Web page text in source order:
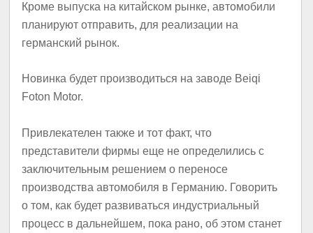
Кроме выпуска на китайском рынке, автомобили
планируют отправить, для реализации на
германский рынок.
Новинка будет производиться на заводе Beiqi
Foton Motor.
Привлекателен также и тот факт, что
представители фирмы еще не определились с
заключительным решением о переносе
производства автомобиля в Германию. Говорить
о том, как будет развиваться индустриальный
процесс в дальнейшем, пока рано, об этом станет